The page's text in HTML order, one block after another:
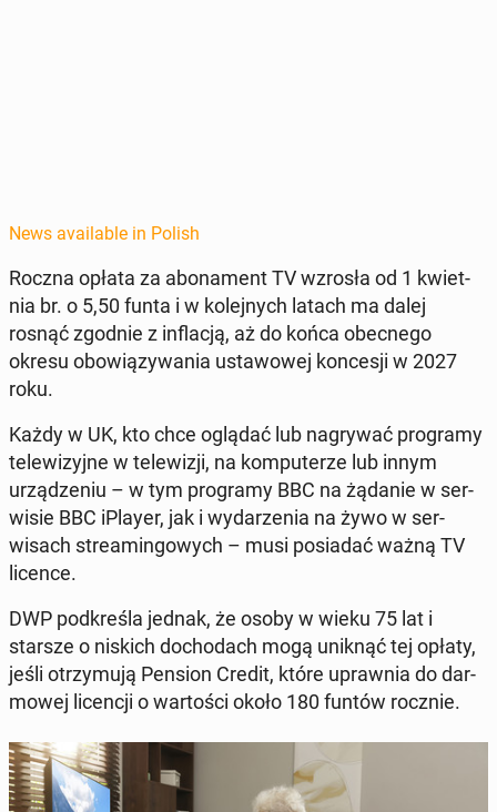
News available in Polish
Roczna opłata za abona­ment TV wzrosła od 1 kwiet­
nia br. o 5,50 funta i w kole­jnych latach ma dalej
rosnąć zgodnie z in­flacją, aż do końca obec­nego
okresu obow­iązy­wa­nia usta­wowej kon­cesji w 2027
roku.
Każdy w UK, kto chce oglądać lub na­gry­wać pro­gramy
telewiz­yjne w telewiz­ji, na kom­put­erze lub innym
urządze­niu – w tym pro­gramy BBC na żądanie w ser­
wisie BBC iPlayer, jak i wydarzenia na żywo w ser­
wisach streamin­gowych – musi posi­adać ważną TV
licence.
DWP pod­kreśla jednak, że osoby w wieku 75 lat i
starsze o niskich do­chodach mogą uniknąć tej opłaty,
jeśli otrzy­mu­ją Pension Credit, które up­raw­nia do dar­
mowej li­cencji o wartoś­ci około 180 funtów rocznie.